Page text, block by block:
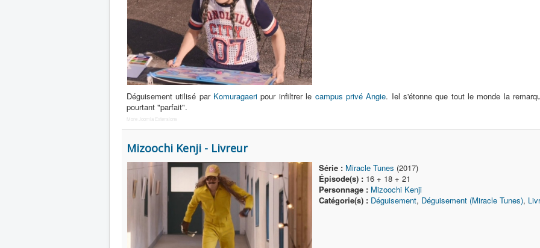
Déguisement utilisé par Komuragaeri pour infiltrer le campus privé Angie. Iel s'étonne que tout le monde la
pourtant "parfait".
More Joomla Extensions
Mizoochi Kenji - Livreur
Série : Miracle Tunes (2017)
Épisode(s) : 16 + 18 + 21
Personnage : Mizoochi Kenji
Catégorie(s) : Déguisement, Déguisement (Miracle Tunes),